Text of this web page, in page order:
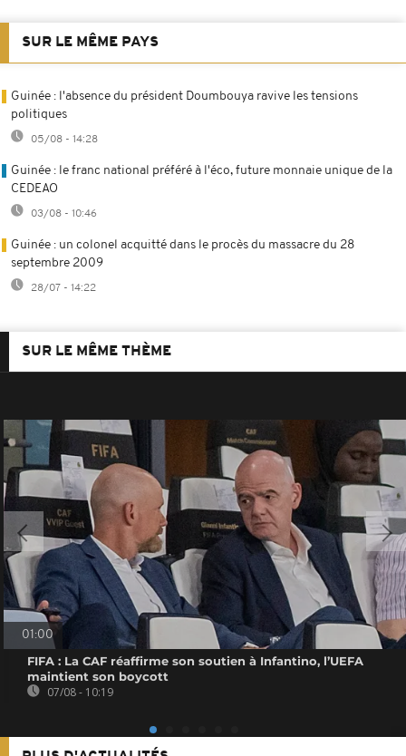
SUR LE MÊME PAYS
Guinée : l'absence du président Doumbouya ravive les tensions
politiques
05/08 - 14:28
Guinée : le franc national préféré à l'éco, future monnaie unique de la
CEDEAO
03/08 - 10:46
Guinée : un colonel acquitté dans le procès du massacre du 28
septembre 2009
28/07 - 14:22
SUR LE MÊME THÈME
01:00
FIFA : La CAF réaffirme son soutien à Infantino, l’UEFA
maintient son boycott
07/08 - 10:19